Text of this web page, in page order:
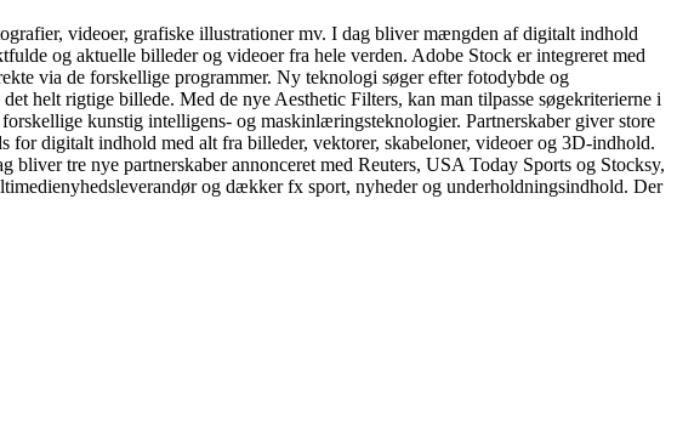
videoer, grafiske illustrationer mv. I dag bliver mængden af digitalt indhold
og aktuelle billeder og videoer fra hele verden. Adobe Stock er integreret med
via de forskellige programmer. Ny teknologi søger efter fotodybde og
helt rigtige billede. Med de nye Aesthetic Filters, kan man tilpasse søgekriterierne i
kunstig intelligens- og maskinlæringsteknologier. Partnerskaber giver store
for digitalt indhold med alt fra billeder, vektorer, skabeloner, videoer og 3D-indhold.
tre nye partnerskaber annonceret med Reuters, USA Today Sports og Stocksy,
og dækker fx sport, nyheder og underholdningsindhold. Der